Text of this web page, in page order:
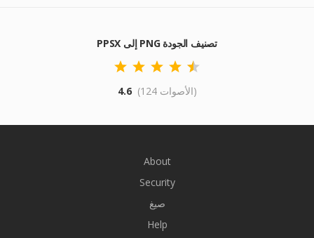
PPSX إلى PNG تصنيف الجودة
4.6 (124 الأصوات)
About
Security
صيغ
Help